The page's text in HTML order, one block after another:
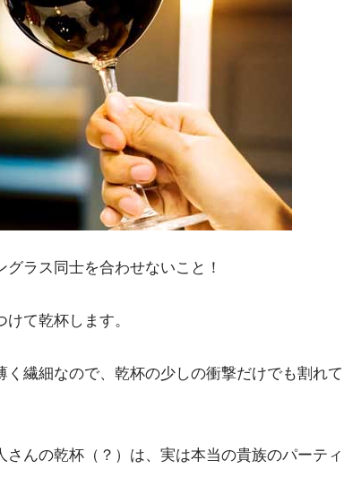
ラス同士を合わせないこと！
て乾杯します。
繊細なので、乾杯の少しの衝撃だけでも割れて
んの乾杯（？）は、実は本当の貴族のパーティ